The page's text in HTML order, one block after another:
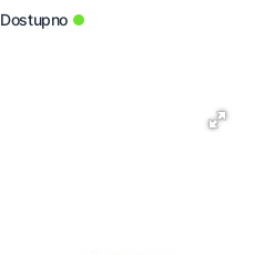
Dostupno